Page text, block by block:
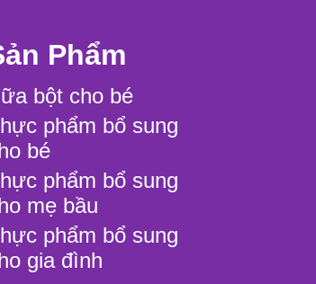
Phẩm
bột cho bé
phẩm bổ sung
bé
phẩm bổ sung
mẹ bầu
phẩm bổ sung
gia đình